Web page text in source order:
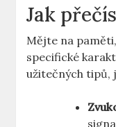
Jak
Mějte na
specifické
užitečných tipů,